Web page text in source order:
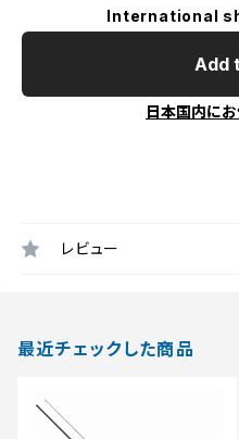
International
Add
日本国内に
レビュー
最近チェックした商品